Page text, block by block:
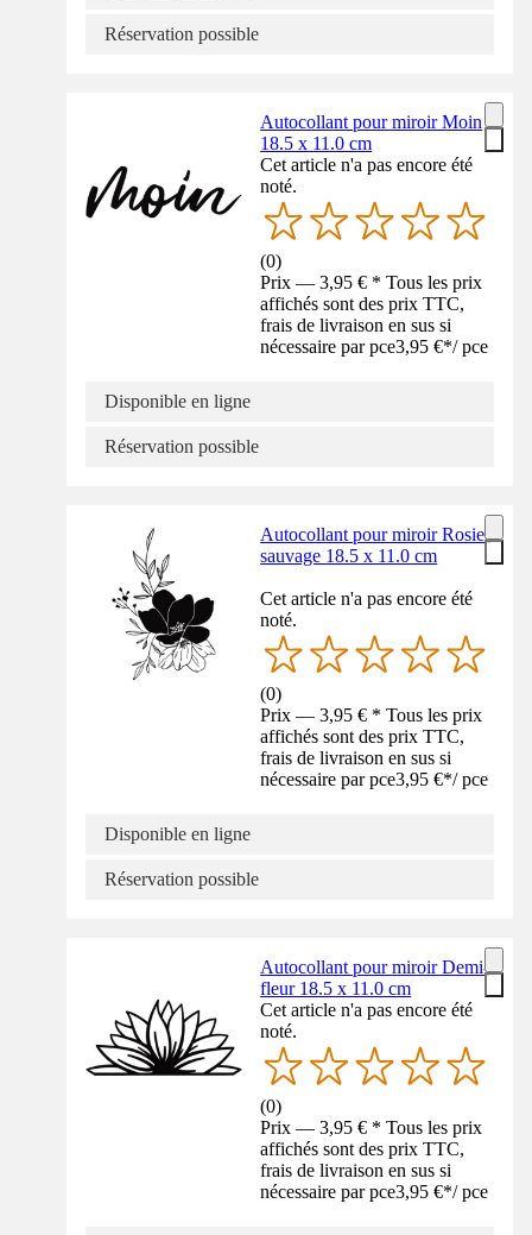
Réservation possible
Autocollant pour miroir Moin
18.5 x 11.0 cm
Cet article n'a pas encore été
noté.
(0)
Prix — 3,95 € * Tous les prix
affichés sont des prix TTC,
frais de livraison en sus si
nécessaire par pce3,95 €*/ pce
Disponible en ligne
Réservation possible
Autocollant pour miroir Rosier
sauvage 18.5 x 11.0 cm
Cet article n'a pas encore été
noté.
(0)
Prix — 3,95 € * Tous les prix
affichés sont des prix TTC,
frais de livraison en sus si
nécessaire par pce3,95 €*/ pce
Disponible en ligne
Réservation possible
Autocollant pour miroir Demi-
fleur 18.5 x 11.0 cm
Cet article n'a pas encore été
noté.
(0)
Prix — 3,95 € * Tous les prix
affichés sont des prix TTC,
frais de livraison en sus si
nécessaire par pce3,95 €*/ pce